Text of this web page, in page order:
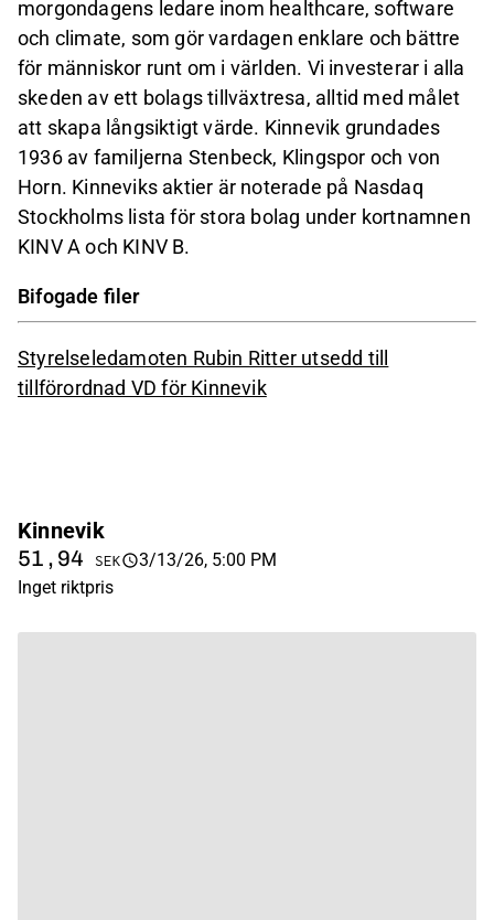
morgondagens ledare inom healthcare, software
och climate, som gör vardagen enklare och bättre
för människor runt om i världen. Vi investerar i alla
skeden av ett bolags tillväxtresa, alltid med målet
att skapa långsiktigt värde. Kinnevik grundades
1936 av familjerna Stenbeck, Klingspor och von
Horn. Kinneviks aktier är noterade på Nasdaq
Stockholms lista för stora bolag under kortnamnen
KINV A och KINV B.
Bifogade filer
Styrelseledamoten Rubin Ritter utsedd till
tillförordnad VD för Kinnevik
Kinnevik
51,94 SEK
3/13/26, 5:00 PM
Inget riktpris